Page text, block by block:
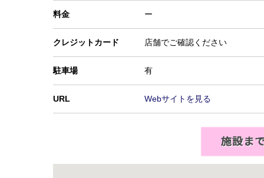
料金 ー
クレジットカード 店舗でご確認ください
駐車場 有
URL Webサイトを見る